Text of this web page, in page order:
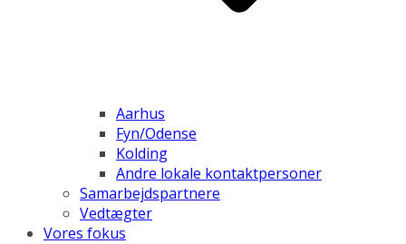
Aarhus
Fyn/Odense
Kolding
Andre lokale kontaktpersoner
Samarbejdspartnere
Vedtægter
Vores fokus